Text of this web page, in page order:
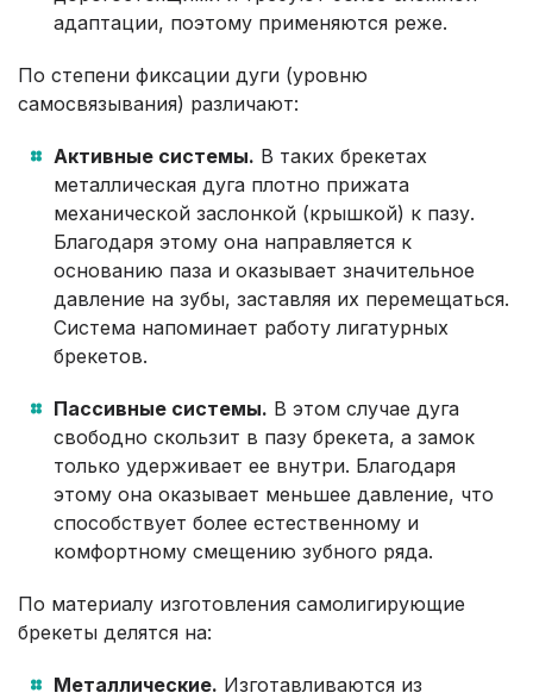
адаптации, поэтому применяются реже.
По степени фиксации дуги (уровню
самосвязывания) различают:
Активные системы. В таких брекетах
металлическая дуга плотно прижата
механической заслонкой (крышкой) к пазу.
Благодаря этому она направляется к
основанию паза и оказывает значительное
давление на зубы, заставляя их перемещаться.
Система напоминает работу лигатурных
брекетов.
Пассивные системы. В этом случае дуга
свободно скользит в пазу брекета, а замок
только удерживает ее внутри. Благодаря
этому она оказывает меньшее давление, что
способствует более естественному и
комфортному смещению зубного ряда.
По материалу изготовления самолигирующие
брекеты делятся на:
Металлические. Изготавливаются из